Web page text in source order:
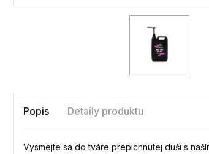
Popis Detaily produktu
Vysmejte sa do tváre prepichnutej duši s